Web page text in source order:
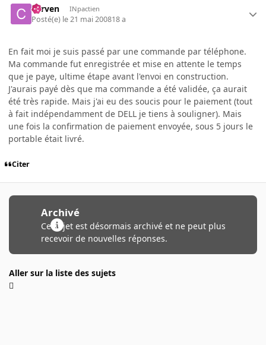
corven INpactien
Posté(e) le 21 mai 200818 a
En fait moi je suis passé par une commande par téléphone.
Ma commande fut enregistrée et mise en attente le temps
que je paye, ultime étape avant l'envoi en construction.
J'aurais payé dès que ma commande a été validée, ça aurait
été très rapide. Mais j'ai eu des soucis pour le paiement (tout
à fait indépendamment de DELL je tiens à souligner). Mais
une fois la confirmation de paiement envoyée, sous 5 jours le
portable était livré.
Citer
Archivé
Ce sujet est désormais archivé et ne peut plus
recevoir de nouvelles réponses.
Aller sur la liste des sujets